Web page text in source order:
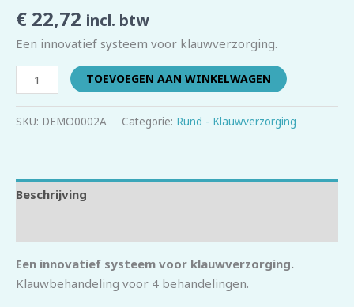
€ 22,72 incl. btw
Een innovatief systeem voor klauwverzorging.
TOEVOEGEN AAN WINKELWAGEN
SKU: DEMO0002A Categorie: Rund - Klauwverzorging
Beschrijving
Een innovatief systeem voor klauwverzorging.
Klauwbehandeling voor 4 behandelingen.